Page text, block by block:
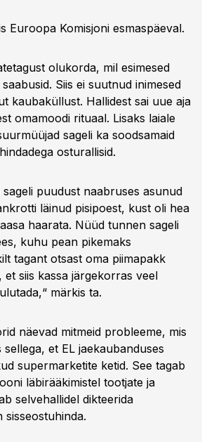
Euroopa Komisjoni esmaspäeval.
olukorda, mil esimesed
Siis ei suutnud inimesed
kaubaküllust. Hallidest sai uue aja
omamoodi rituaal. Lisaks laiale
sageli ka soodsamaid
osturallisid.
puudust naabruses asunud
läinud pisipoest, kust oli hea
haarata. Nüüd tunnen sageli
kuhu pean pikemaks
tagant otsast oma piimapakk
et siis kassa järgekorras veel
märkis ta.
näevad mitmeid probleeme, mis
et EL jaekaubanduses
supermarketite ketid. See tagab
läbirääkimistel tootjate ja
selvehallidel dikteerida
sisseostuhinda.